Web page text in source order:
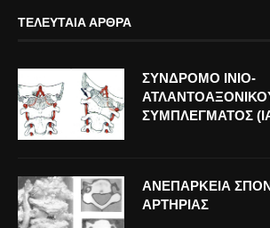
ΤΕΛΕΥΤΑΊΑ ΆΡΘΡΑ
ΣΥΝΔΡΟΜΟ ΙΝΙΟ-
ΣΥΜΠΛΕΓΜΑΤΟΣ
ΑΝΕΠΑΡΚΕΙΑ
ΑΡΤΗΡΙΑΣ